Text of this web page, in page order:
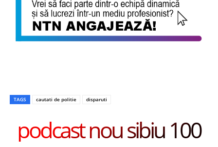
TAGS cautati de politie disparuti
podcast nou sibiu 100